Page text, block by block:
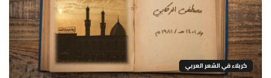
كربلاء في الشعر العربي